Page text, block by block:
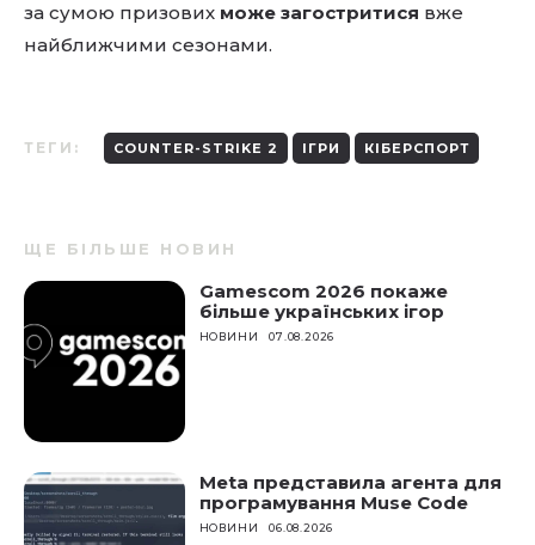
за сумою призових може загостритися вже
найближчими сезонами.
ТЕГИ: COUNTER-STRIKE 2 ІГРИ КІБЕРСПОРТ
ЩЕ БІЛЬШЕ НОВИН
Gamescom 2026 покаже
більше українських ігор
НОВИНИ 07.08.2026
Meta представила агента для
програмування Muse Code
НОВИНИ 06.08.2026